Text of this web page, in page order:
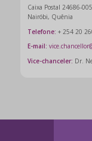
Caixa Postal 24686-
Nairóbi, Quênia
Telefone: + 254 20
E-mail:
Vice-chanceler: Dr.